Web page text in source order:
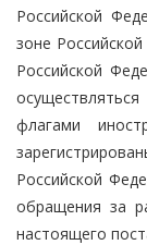
Российской
зоне
Российской
флагами
Российской
обращения за
настоящего